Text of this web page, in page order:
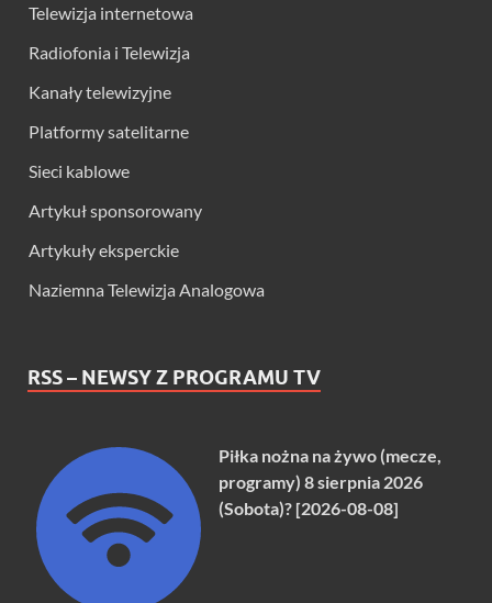
Telewizja internetowa
Radiofonia i Telewizja
Kanały telewizyjne
Platformy satelitarne
Sieci kablowe
Artykuł sponsorowany
Artykuły eksperckie
Naziemna Telewizja Analogowa
RSS – NEWSY Z PROGRAMU TV
Piłka nożna na żywo (mecze,
programy) 8 sierpnia 2026
(Sobota)? [2026-08-08]